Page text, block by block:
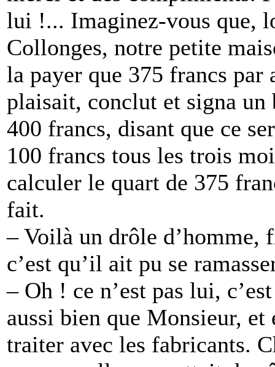
lui !... Imaginez-vous que,
Collonges, notre petite
la payer que 375 francs
plaisait, conclut et signa un
400 francs, disant que ce
100 francs tous les trois
calculer le quart de 375
fait.
– Voilà un drôle d’homme,
c’est qu’il ait pu se
– Oh ! ce n’est pas lui,
aussi bien que Monsieur,
traiter avec les fabricants.